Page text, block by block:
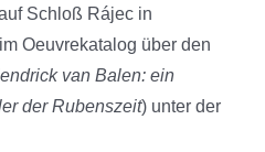
Schloß Rájec in
Oeuvrekatalog über den
van Balen: ein
der Rubenszeit) unter der